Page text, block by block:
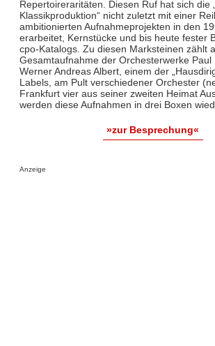
Repertoireraritäten. Diesen Ruf hat sich die
Klassikproduktion“ nicht zuletzt mit einer
ambitionierten Aufnahmeprojekten in den
erarbeitet, Kernstücke und bis heute fester
cpo-Katalogs. Zu diesen Marksteinen zählt
Gesamtaufnahme der Orchesterwerke Paul
Werner Andreas Albert, einem der
Labels, am Pult verschiedener Orchester
Frankfurt vier aus seiner zweiten Heimat
werden diese Aufnahmen in drei Boxen
»zur Besprechung«
Anzeige